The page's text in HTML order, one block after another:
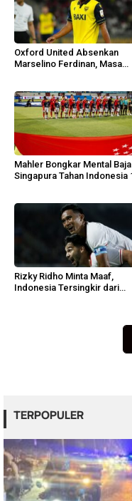
Oxford United Absenkan
Marselino Ferdinan, Masa
Mahler Bongkar Mental Baja
Singapura Tahan Indonesia
Rizky Ridho Minta Maaf,
Indonesia Tersingkir dari
TERPOPULER